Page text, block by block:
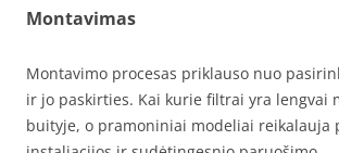
Montavimas
Montavimo procesas priklauso nuo
ir jo paskirties. Kai kurie filtrai yra lengvai
buityje, o pramoniniai modeliai reikalauja